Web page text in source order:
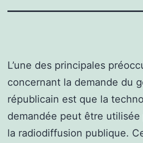
L’une des principales
concernant la demande du
républicain est que la
demandée peut être
la radiodiffusion publique.